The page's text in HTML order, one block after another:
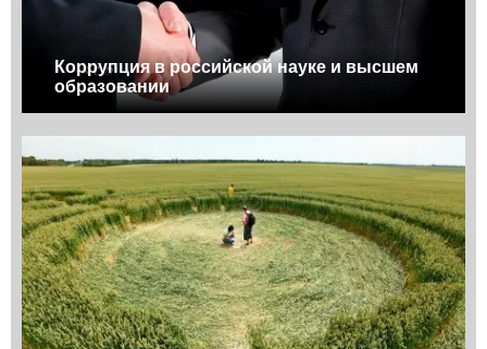
Коррупция в российской науке и высшем
образовании